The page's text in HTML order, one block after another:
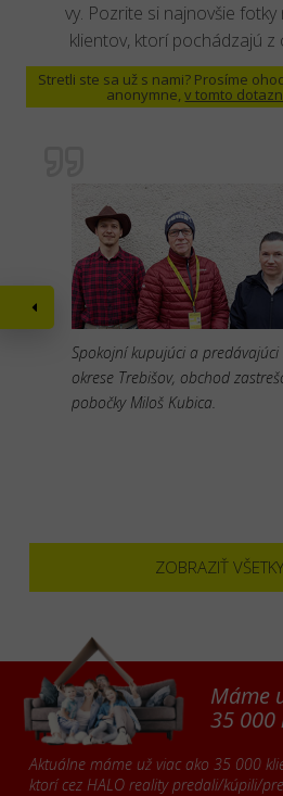
vy. Pozrite si najnovšie
klientov, ktorí pochádzajú z
Stretli ste sa už s nami? Prosíme
anonymne,v tomto
Spokojní kupujúci a
okrese Trebišov, obchod
pobočky Miloš Kubica.
ZOBRAZIŤ
Máme
35 000
Aktuálne máme už viac ako 35 000
ktorí cez HALO reality predali/kúpili/